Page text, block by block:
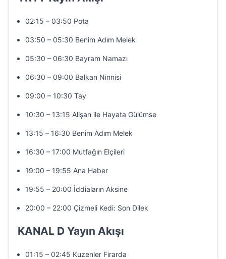
02:15 – 03:50 Pota
03:50 – 05:30 Benim Adım Melek
05:30 – 06:30 Bayram Namazı
06:30 – 09:00 Balkan Ninnisi
09:00 – 10:30 Tay
10:30 – 13:15 Alişan ile Hayata Gülümse
13:15 – 16:30 Benim Adım Melek
16:30 – 17:00 Mutfağın Elçileri
19:00 – 19:55 Ana Haber
19:55 – 20:00 İddiaların Aksine
20:00 – 22:00 Çizmeli Kedi: Son Dilek
KANAL D Yayın Akışı
01:15 – 02:45 Kuzenler Firarda